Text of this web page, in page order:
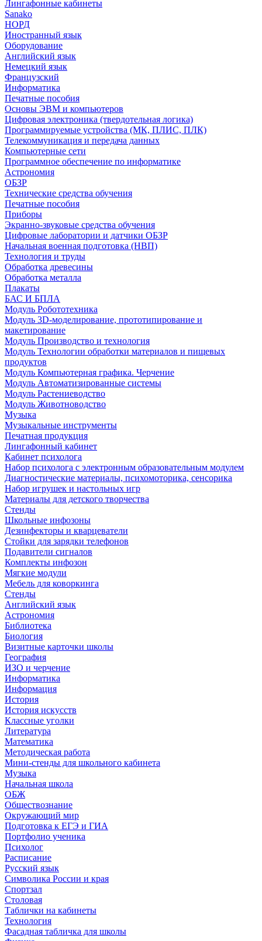
Лингафонные кабинеты
Sanako
НОРД
Иностранный язык
Оборудование
Английский язык
Немецкий язык
Французский
Информатика
Печатные пособия
Основы ЭВМ и компьютеров
Цифровая электроника (твердотельная логика)
Программируемые устройства (МК, ПЛИС, ПЛК)
Телекоммуникация и передача данных
Компьютерные сети
Программное обеспечение по информатике
Астрономия
ОБЗР
Технические средства обучения
Печатные пособия
Приборы
Экранно-звуковые средства обучения
Цифровые лаборатории и датчики ОБЗР
Начальная военная подготовка (НВП)
Технология и труды
Обработка древесины
Обработка металла
Плакаты
БАС И БПЛА
Модуль Робототехника
Модуль 3D-моделирование, прототипирование и
макетирование
Модуль Производство и технология
Модуль Технологии обработки материалов и пищевых
продуктов
Модуль Компьютерная графика. Черчение
Модуль Автоматизированные системы
Модуль Растениеводство
Модуль Животноводство
Музыка
Музыкальные инструменты
Печатная продукция
Лингафонный кабинет
Кабинет психолога
Набор психолога с электронным образовательным модулем
Диагностические материалы, психомоторика, сенсорика
Набор игрушек и настольных игр
Материалы для детского творчества
Стенды
Школьные инфозоны
Дезинфекторы и кварцеватели
Стойки для зарядки телефонов
Подавители сигналов
Комплекты инфозон
Мягкие модули
Мебель для коворкинга
Стенды
Английский язык
Астрономия
Библиотека
Биология
Визитные карточки школы
География
ИЗО и черчение
Информатика
Информация
История
История искусств
Классные уголки
Литература
Математика
Методическая работа
Мини-стенды для школьного кабинета
Музыка
Начальная школа
ОБЖ
Обществознание
Окружающий мир
Подготовка к ЕГЭ и ГИА
Портфолио ученика
Психолог
Расписание
Русский язык
Символика России и края
Спортзал
Столовая
Таблички на кабинеты
Технология
Фасадная табличка для школы